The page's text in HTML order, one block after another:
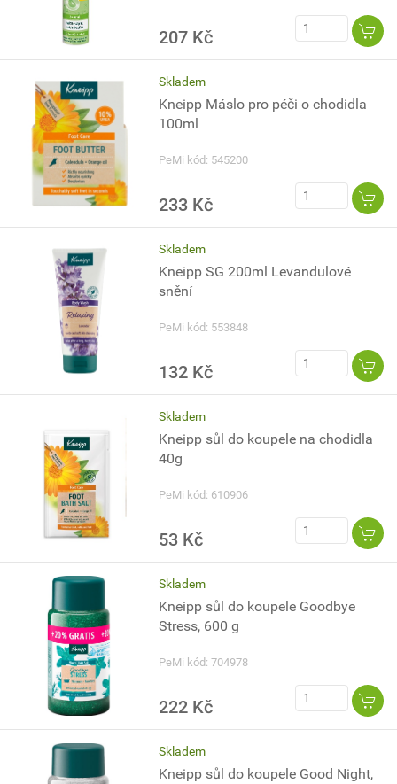
207 Kč
Skladem
Kneipp Máslo pro péči o chodidla
100ml
PeMi kód: 545200
233 Kč
Skladem
Kneipp SG 200ml Levandulové
snění
PeMi kód: 553848
132 Kč
Skladem
Kneipp sůl do koupele na chodidla
40g
PeMi kód: 610906
53 Kč
Skladem
Kneipp sůl do koupele Goodbye
Stress, 600 g
PeMi kód: 704978
222 Kč
Skladem
Kneipp sůl do koupele Good Night,